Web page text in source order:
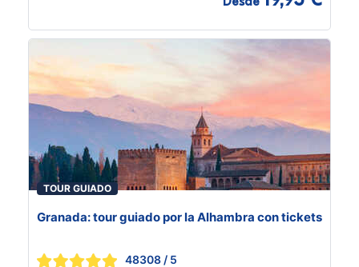
TOUR GUIADO
Granada: tour guiado por la Alhambra con tickets
48308 / 5